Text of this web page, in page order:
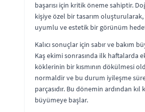
başarısı için kritik öneme sahiptir.
kişiye özel bir tasarım oluşturularak,
uyumlu ve estetik bir görünüm
Kalıcı sonuçlar için sabır ve bakım
Kaş ekimi sonrasında ilk haftalarda
köklerinin bir kısmının dökülmesi
normaldir ve bu durum iyileşme
parçasıdır. Bu dönemin ardından
büyümeye başlar.